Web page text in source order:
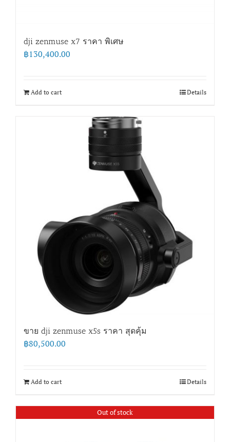
dji zenmuse x7 ราคา พิเศษ
฿130,400.00
Add to cart Details
ขาย dji zenmuse x5s ราคา สุดคุ้ม
฿80,500.00
Add to cart Details
Out of stock